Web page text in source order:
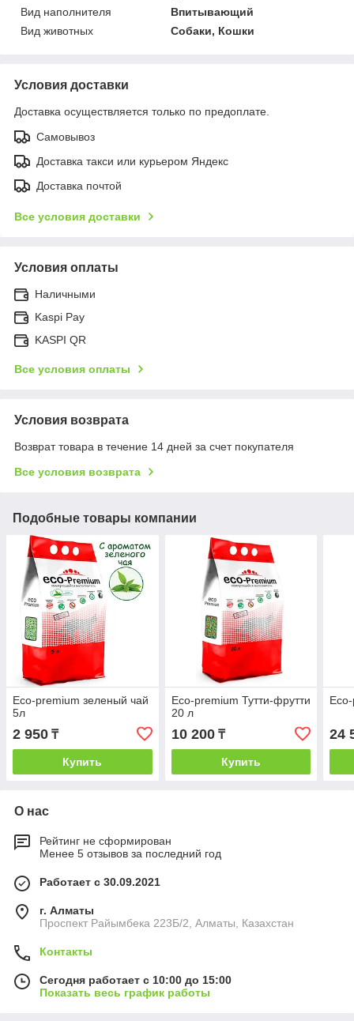
Вид наполнителя
Впитывающий
Вид животных
Собаки, Кошки
Условия доставки
Доставка осуществляется только по предоплате.
Самовывоз
Доставка такси или курьером Яндекс
Доставка почтой
Все условия доставки
Условия оплаты
Наличными
Kaspi Pay
KASPI QR
Все условия оплаты
Условия возврата
Возврат товара в течение 14 дней за счет покупателя
Все условия возврата
Подобные товары компании
Eco-premium зеленый чай
5л
2 950 ₸
Купить
Eco-premium Тутти-фрутти
20 л
10 200₸
Купить
24
О нас
Рейтинг не сформирован
Менее 5 отзывов за последний год
Работает с 30.09.2021
г. Алматы
Проспект Райымбека 223Б/2, Алматы, Казахстан
Контакты
Сегодня работает с 10:00 до 15:00
Показать весь график работы